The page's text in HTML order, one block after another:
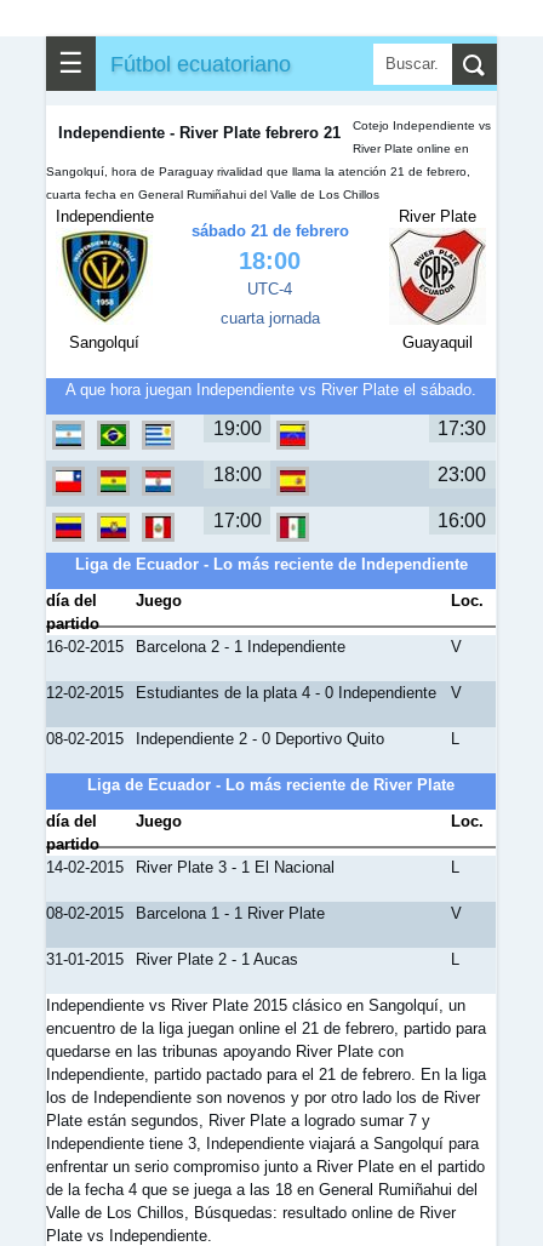
☰ Fútbol ecuatoriano
Independiente - River Plate febrero 21
Cotejo Independiente vs
River Plate online en
Sangolquí, hora de Paraguay rivalidad que llama la atención 21 de febrero,
cuarta fecha en General Rumiñahui del Valle de Los Chillos
Independiente
Sangolquí
sábado 21 de febrero
18:00
UTC-4
cuarta jornada
River Plate
Guayaquil
A que hora juegan Independiente vs River Plate el sábado.
19:00 17:30
18:00 23:00
17:00 16:00
Liga de Ecuador - Lo más reciente de Independiente
día del
partido
Juego Loc.
16-02-2015 Barcelona 2 - 1 Independiente V
12-02-2015 Estudiantes de la plata 4 - 0 Independiente V
08-02-2015 Independiente 2 - 0 Deportivo Quito L
Liga de Ecuador - Lo más reciente de River Plate
día del
partido
Juego Loc.
14-02-2015 River Plate 3 - 1 El Nacional L
08-02-2015 Barcelona 1 - 1 River Plate V
31-01-2015 River Plate 2 - 1 Aucas L
Independiente vs River Plate 2015 clásico en Sangolquí, un
encuentro de la liga juegan online el 21 de febrero, partido para
quedarse en las tribunas apoyando River Plate con
Independiente, partido pactado para el 21 de febrero. En la liga
los de Independiente son novenos y por otro lado los de River
Plate están segundos, River Plate a logrado sumar 7 y
Independiente tiene 3, Independiente viajará a Sangolquí para
enfrentar un serio compromiso junto a River Plate en el partido
de la fecha 4 que se juega a las 18 en General Rumiñahui del
Valle de Los Chillos, Búsquedas: resultado online de River
Plate vs Independiente.